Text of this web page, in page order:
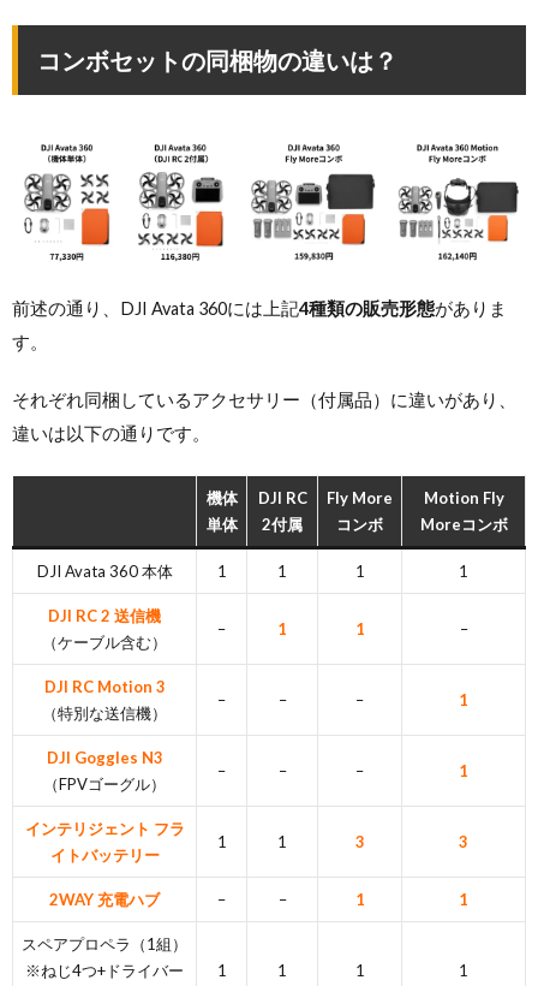
コンボセットの同梱物の違いは？
前述の通り、DJI Avata 360には上記4種類の販売形態がありま
す。
それぞれ同梱しているアクセサリー（付属品）に違いがあり、
違いは以下の通りです。
機体
単体
DJI RC
2付属
Fly More
コンボ
Motion Fly
Moreコンボ
DJI Avata 360 本体 1 1 1 1
DJI RC 2 送信機
（ケーブル含む）
– 1 1 –
DJI RC Motion 3
（特別な送信機）
– – – 1
DJI Goggles N3
（FPVゴーグル）
– – – 1
インテリジェント フラ
イトバッテリー
1 1 3 3
2WAY 充電ハブ – – 1 1
スペアプロペラ（1組）
※ねじ4つ+ドライバー
1 1 1 1